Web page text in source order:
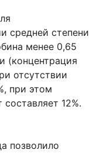
средней степени
менее 0,65
(концентрация
отсутствии
при этом
12%.
позволило